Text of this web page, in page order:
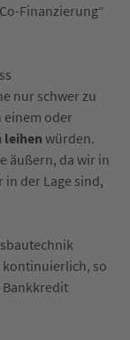
Finanzierung“
nur schwer zu
einem oder
leihen würden.
äußern, da wir in
in der Lage sind,
kontinuierlich, so
Bankkredit